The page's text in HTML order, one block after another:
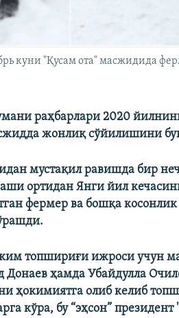
куни "Қусам ота" масжидида
раҳбарлари 2020
жонлиқ сўйилишини
мустақил равишда бир
ортидан Янги йил
фермер ва бошқа косонлик
топшириғи ижроси учун
Донаев ҳамда Убайдулла
ҳокимиятга олиб келиб
кўра, бу “эҳсон”